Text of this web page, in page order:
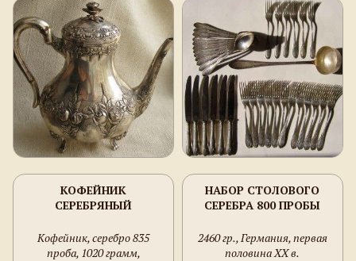
КОФЕЙНИК
СЕРЕБРЯНЫЙ
Кофейник, серебро 835
проба, 1020 грамм,
НАБОР СТОЛОВОГО
СЕРЕБРА 800 ПРОБЫ
2460 гр., Германия, первая
половина ХХ в.